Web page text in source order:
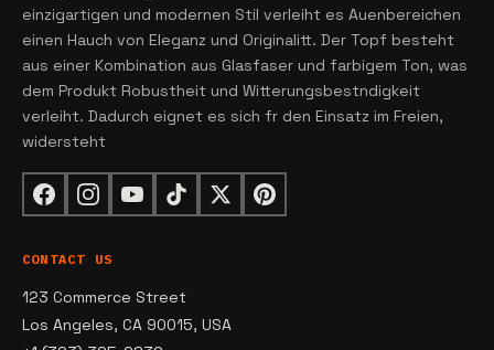
einzigartigen und modernen Stil verleiht es Auenbereichen
einen Hauch von Eleganz und Originalitt. Der Topf besteht
aus einer Kombination aus Glasfaser und farbigem Ton, was
dem Produkt Robustheit und Witterungsbestndigkeit
verleiht. Dadurch eignet es sich fr den Einsatz im Freien,
widersteht
CONTACT US
123 Commerce Street
Los Angeles, CA 90015, USA